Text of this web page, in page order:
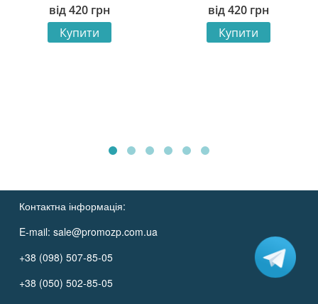
від420 грн
Купити
від420 грн
Купити
Контактна інформація:
E-mail: sale@promozp.com.ua
+38 (098) 507-85-05
+38 (050) 502-85-05